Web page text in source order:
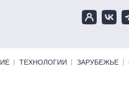
ТЕХНОЛОГИИ ЗАРУБЕЖЬЕ